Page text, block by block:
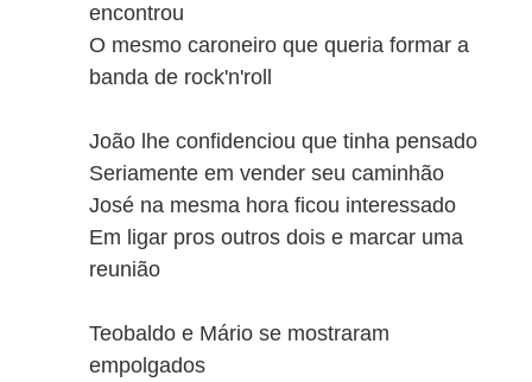
encontrou
O mesmo caroneiro que queria formar a
banda de rock'n'roll
João lhe confidenciou que tinha pensado
Seriamente em vender seu caminhão
José na mesma hora ficou interessado
Em ligar pros outros dois e marcar uma
reunião
Teobaldo e Mário se mostraram
empolgados